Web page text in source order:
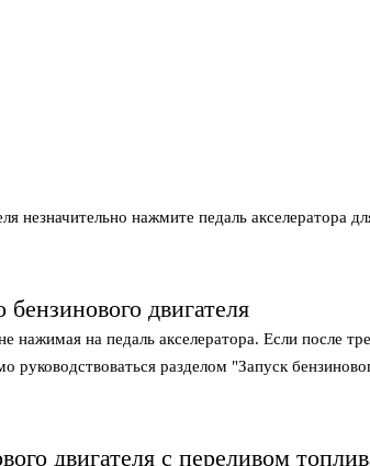
незначительно нажмите педаль акселератора
бензинового двигателя
нажимая на педаль акселератора. Если после
руководствоваться разделом "Запуск
двигателя с переливом